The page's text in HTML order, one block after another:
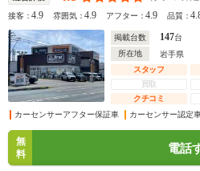
接客：4.9 雰囲気：4.9 アフター：4.9 品質：
掲載台数 147台
所在地
岩手県
スタッフ
買取
クチコミ
カーセンサーアフター保証車
カーセンサー認定
無
料
電話